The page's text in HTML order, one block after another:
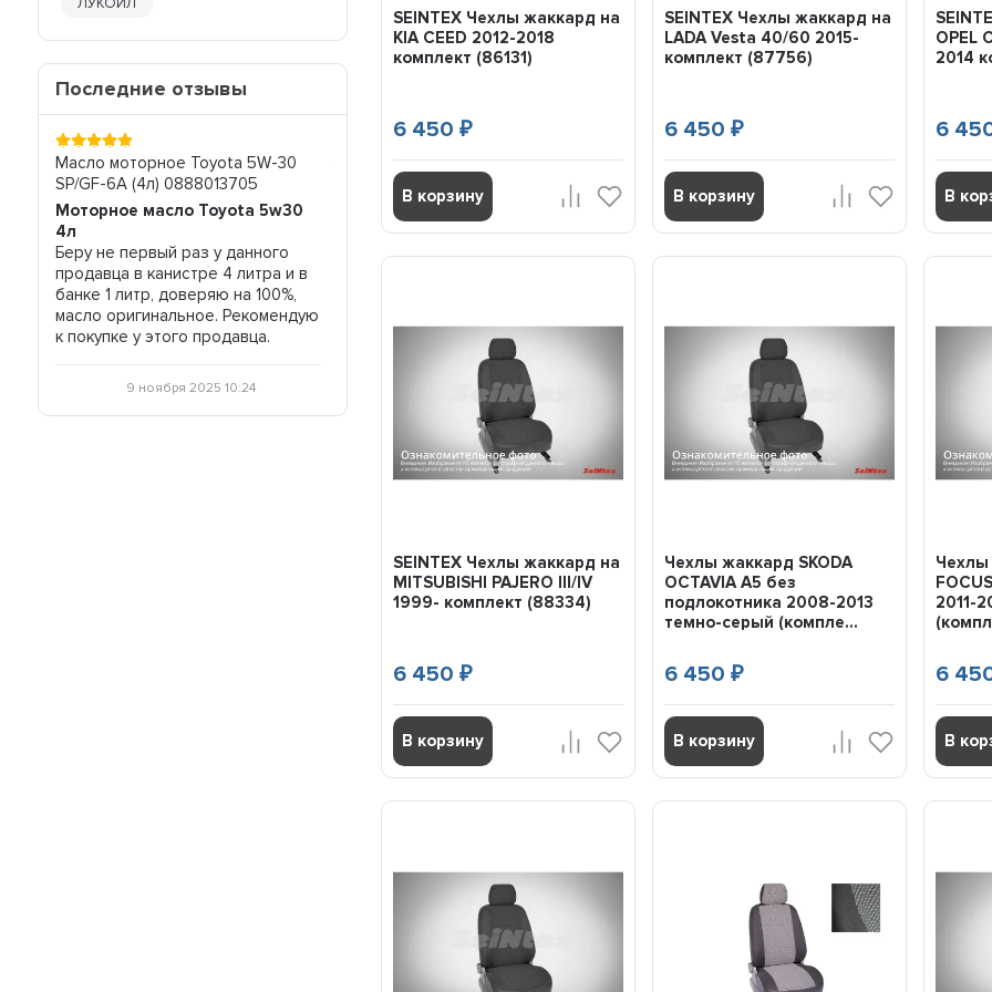
MERCEDES BENZ E-CLASS
MITSUBISHI ASX
MITSUBISHI L200
MITSUBISHI LANCER
MITSUBISHI PAJERO
MITSUBISHI PAJERO SPORT
NISSAN ALMERA
NISSAN ALMERA CLASSIC
NISSAN JUKE
NISSAN QASHQAI
ЛУКОЙЛ
Последние отзывы
Масло моторное Toyota 5W-30
SP/GF-6A (4л) 0888013705
Моторное масло Toyota 5w30
4л
Беру не первый раз у данного
продавца в канистре 4 литра и в
банке 1 литр, доверяю на 100%,
масло оригинальное. Рекомендую
к покупке у этого продавца.
9 ноября 2025 10:24
Жидкость АКПП Zic ATF MULTI LF
(4л) 162665
Жидкость АКПП
Отличный товар, соотношение
цена-качество соответствует,
29 октября 2025 16:08
SEINTEX Чехлы жаккард на KIA
SOUL 2014- комплект (87896)
SEINTEX Чехлы жаккард на KIA
SOUL 2014- комплект (87896)
Купил чехлы для KIA SOUL 2014-
Давно знаю этого продавца и
покупаю у него необходимые
расходники. Грамотная
консультация и качественные
товары. Рекомендую!
7 октября 2025 16:20
Масло
TOURING SN/
4251001
Zepro 5w30
Лью в Мазда
всегда все в
18
SEINTEX Чехлы жаккард на
KIA CEED 2012-2018
комплект (86131)
6 450₽
В корзину
SEINTEX Чехлы жаккард на
LADA Vesta 40/60 2015-
комплект (87756)
6 450₽
В корзину
OPEL
2014
6
В
SEINTEX Чехлы жаккард на
MITSUBISHI PAJERO III/IV
1999- комплект (88334)
6 450₽
В корзину
Чехлы жаккард SKODA
OCTAVIA A5 без
подлокотника 2008-2013
темно-серый (компле...
6 450₽
В корзину
Чехлы
2011-
6
В